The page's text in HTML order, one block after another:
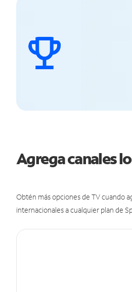
Agrega canales
Obtén más opciones de TV cuando
internacionales a cualquier plan de